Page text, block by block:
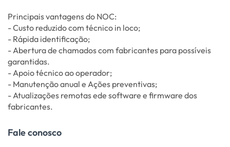
Principais vantagens do NOC:
- Custo reduzido com técnico in loco;
- Rápida identificação;
- Abertura de chamados com fabricantes para possíveis
garantidas.
- Apoio técnico ao operador;
- Manutenção anual e Ações preventivas;
- Atualizações remotas ede software e firmware dos
fabricantes.
Fale conosco